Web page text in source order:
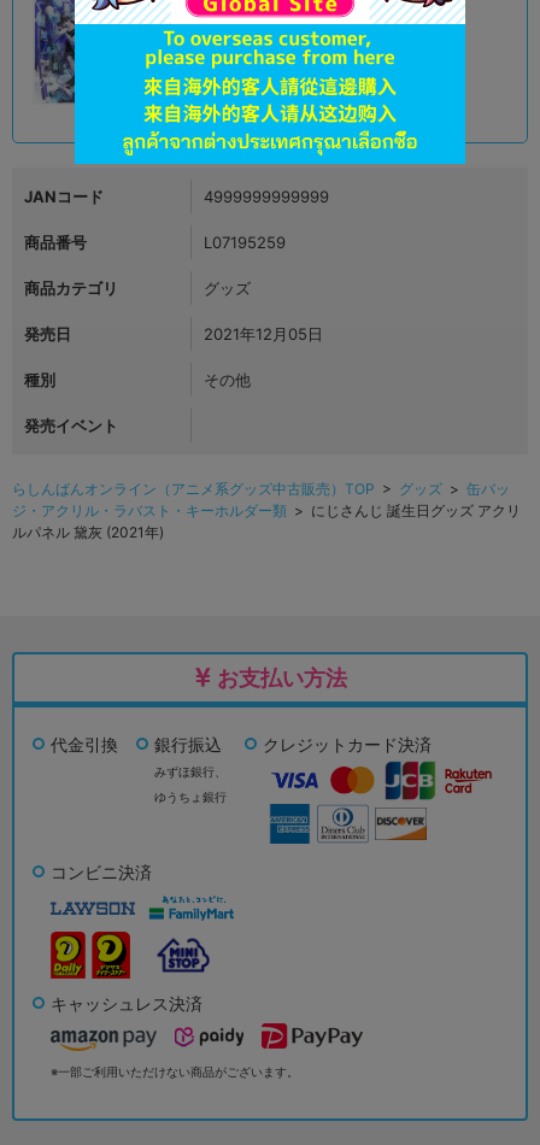
状態 :A
オンライン
品切状態 6,490円 税込
JANコード 4999999999999
商品番号 L07195259
商品カテゴリ グッズ
発売日 2021年12月05日
種別 その他
発売イベント
らしんばんオンライン（アニメ系グッズ中古販売）TOP > グッズ > 缶バッ
ジ・アクリル・ラバスト・キーホルダー類 > にじさんじ 誕生日グッズ アクリ
ルパネル 黛灰 (2021年)
お支払い方法
代金引換 銀行振込
みずほ銀行、
ゆうちょ銀行
クレジットカード決済
コンビニ決済
キャッシュレス決済
※一部ご利用いただけない商品がございます。